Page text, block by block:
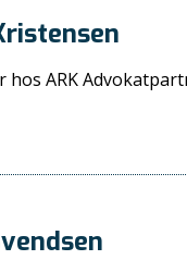
ARK